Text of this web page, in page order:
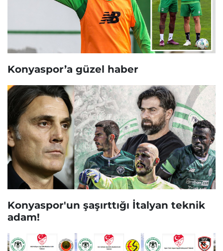
Konyaspor’a güzel haber
Konyaspor'un şaşırttığı İtalyan teknik
adam!